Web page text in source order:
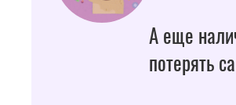
А еще
потерять